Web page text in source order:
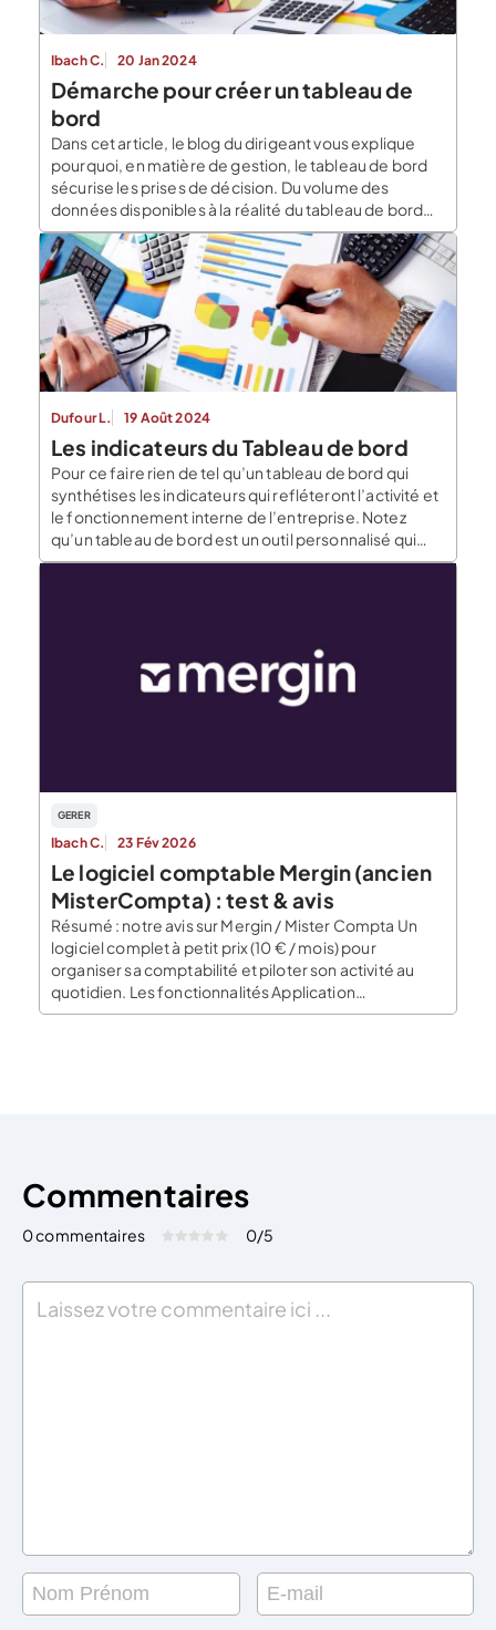
Ibach C. 20 Jan 2024
Démarche pour créer un tableau de
bord
Dans cet article, le blog du dirigeant vous explique
pourquoi, en matière de gestion, le tableau de bord
sécurise les prises de décision. Du volume des
données disponibles à la réalité du tableau de bord
Les informations disponibles dans les différents outils
de pilotage sont utiles à plusieurs niveaux : décider au
bon moment, orienter […]
Dufour L. 19 Août 2024
Les indicateurs du Tableau de bord
Pour ce faire rien de tel qu’un tableau de bord qui
synthétises les indicateurs qui refléteront l’activité et
le fonctionnement interne de l’entreprise. Notez
qu’un tableau de bord est un outil personnalisé qui
doit être adapté aux attentes et au mode de
GERER
Ibach C. 23 Fév 2026
Le logiciel comptable Mergin (ancien
MisterCompta) : test & avis
Résumé : notre avis sur Mergin / Mister Compta Un
logiciel complet à petit prix (10 € / mois) pour
organiser sa comptabilité et piloter son activité au
quotidien. Les fonctionnalités Application
Smartphone incluse Connexion au compte bancaire
Commentaires
0 commentaires Évaluez cet article:
0/5